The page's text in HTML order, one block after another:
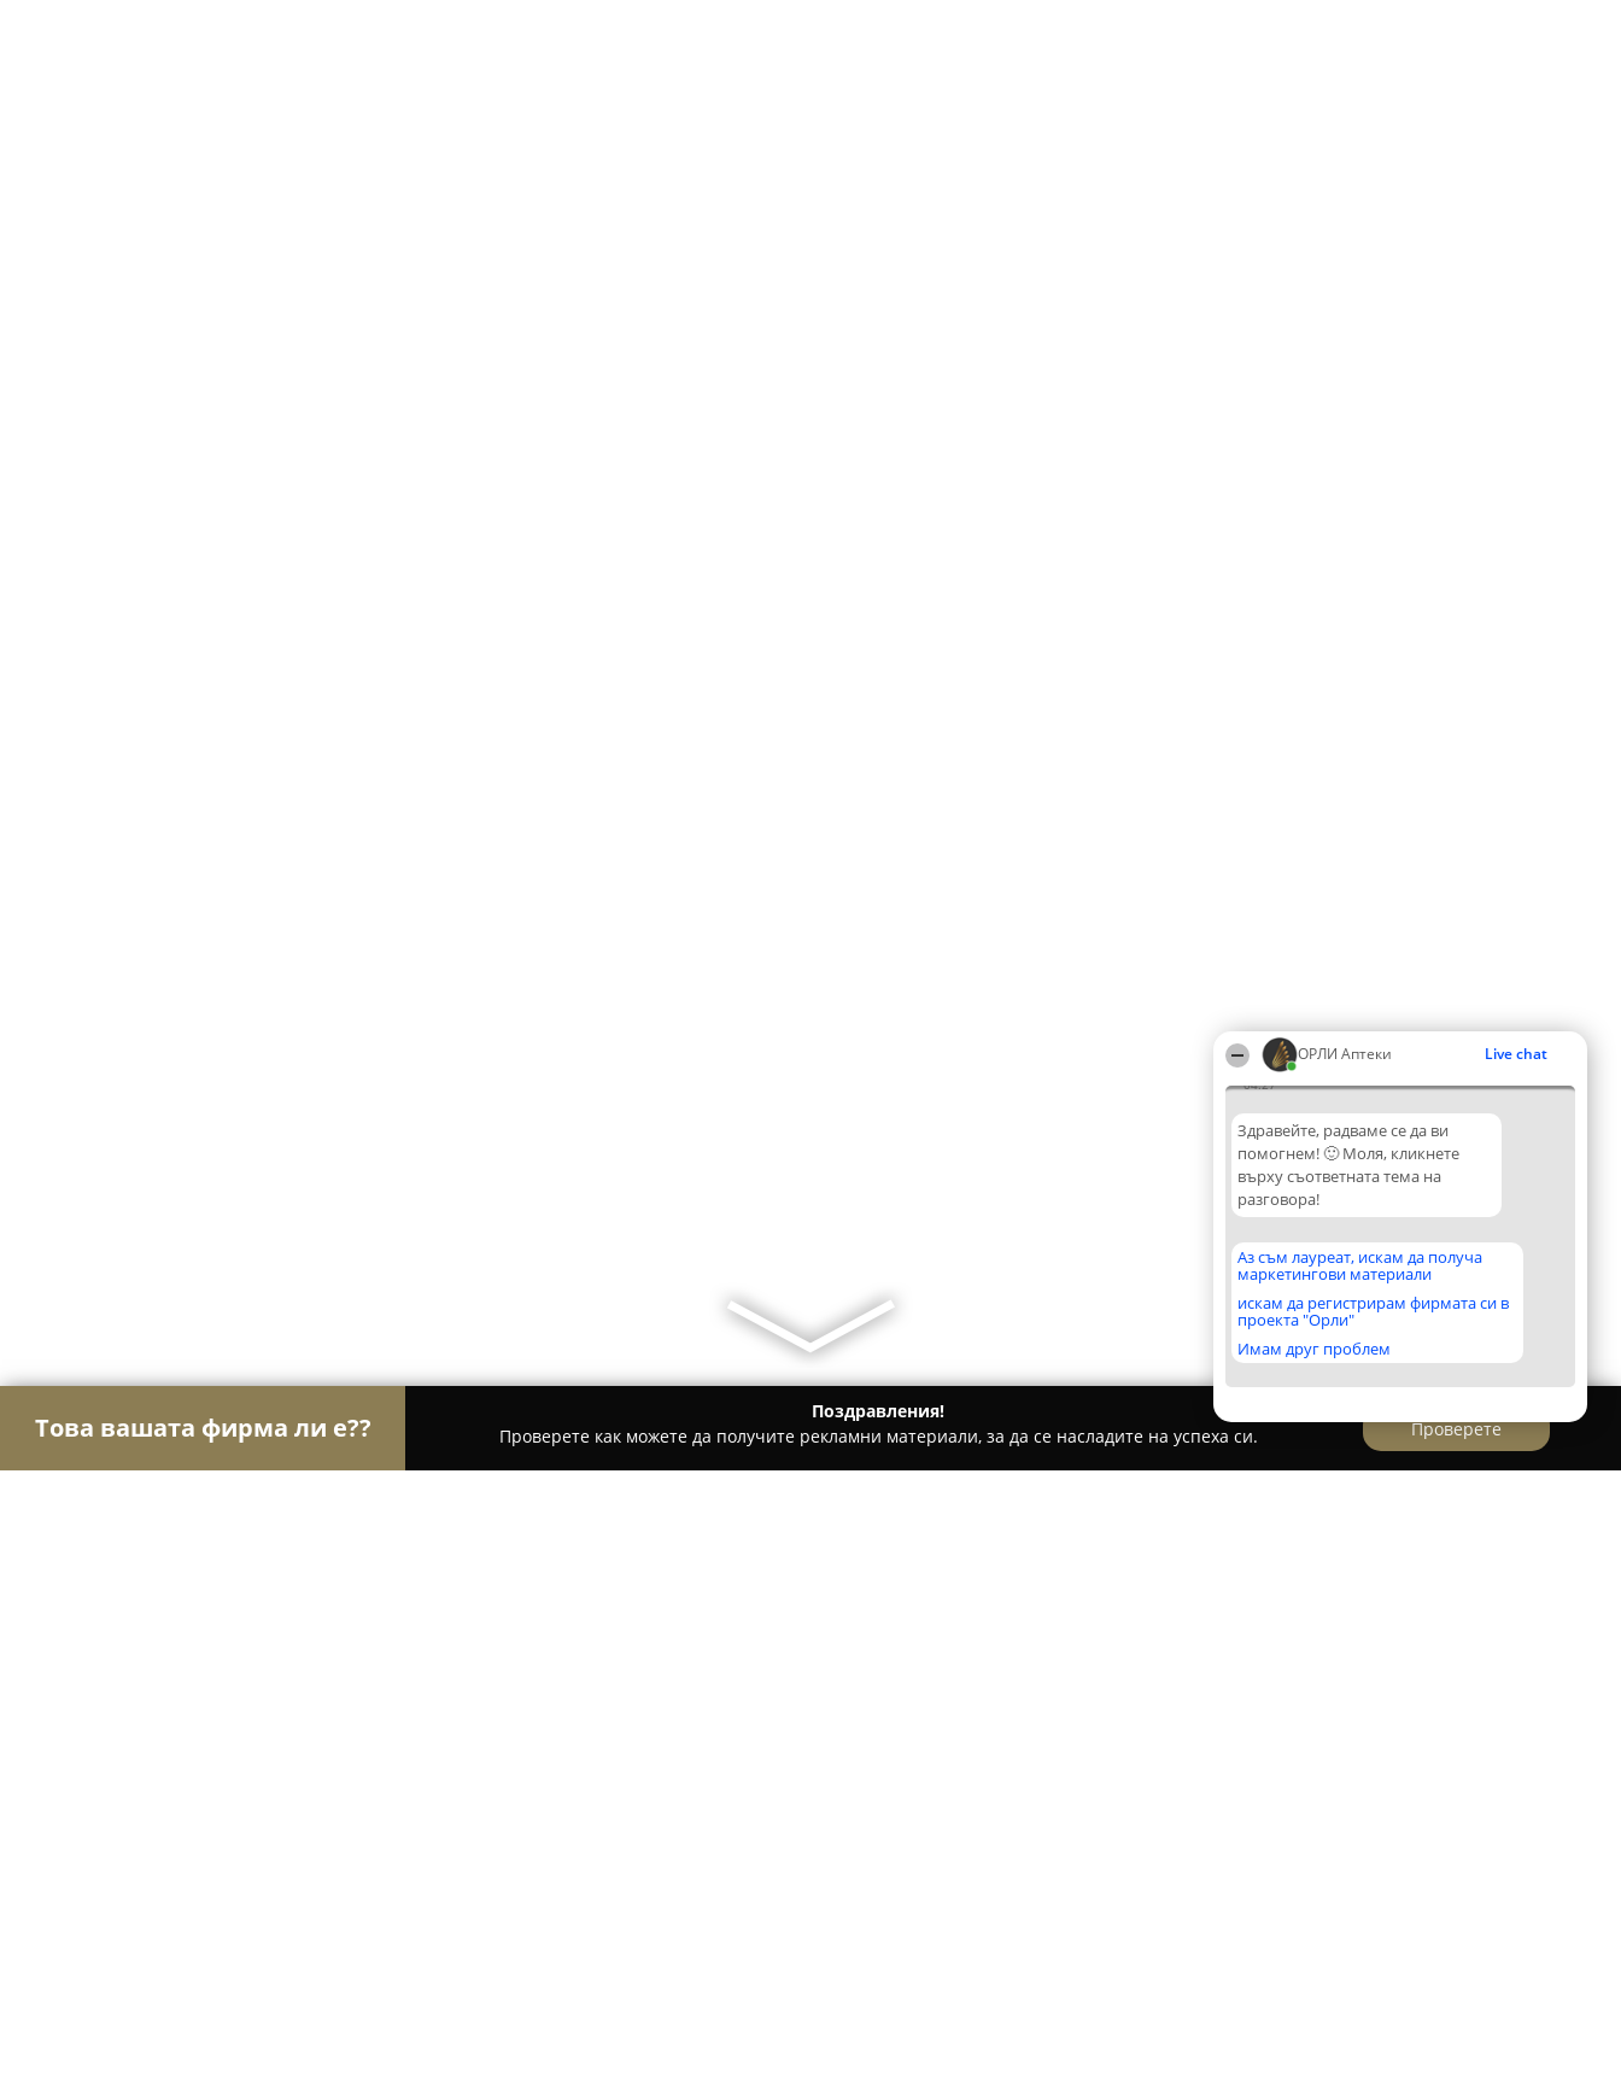
ОРЛИ Аптеки Live chat
04:27
Здравейте, радваме се да ви
помогнем! 🙂 Моля, кликнете
върху съответната тема на
разговора!
Аз съм лауреат, искам да получа
маркетингови материали
искам да регистрирам фирмата си в
проекта "Орли"
Имам друг проблем
Това вашата фирма ли е??
Поздравления!
Проверете как можете да получите рекламни материали, за да се насладите на успеха си.
Проверете